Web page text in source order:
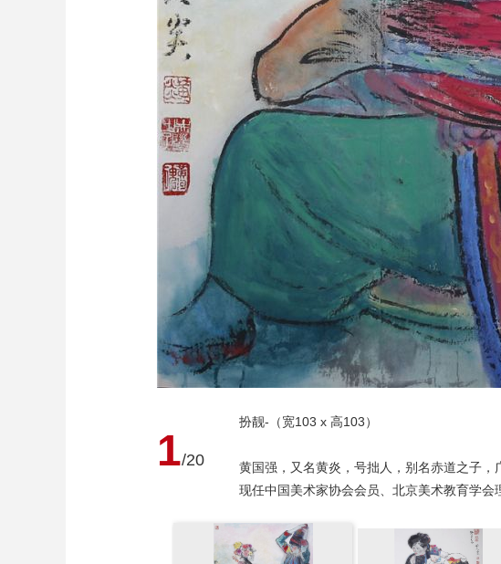
1/20
扮靓-（宽103 x 高103）
黄国强，又名黄炎，号拙人，别名赤道之子，
现任中国美术家协会会员、北京美术教育学会